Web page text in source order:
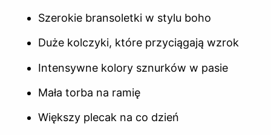
Szerokie bransoletki w stylu boho
Duże kolczyki, które przyciągają wzrok
Intensywne kolory sznurków w pasie
Mała torba na ramię
Większy plecak na co dzień